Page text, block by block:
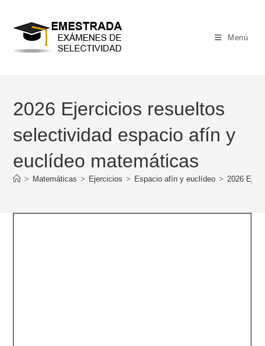
contenido
Menú
2026 Ejercicios resueltos
selectividad espacio afín y
euclídeo matemáticas
> Matemáticas > Ejercicios > Espacio afín y euclídeo > 2026